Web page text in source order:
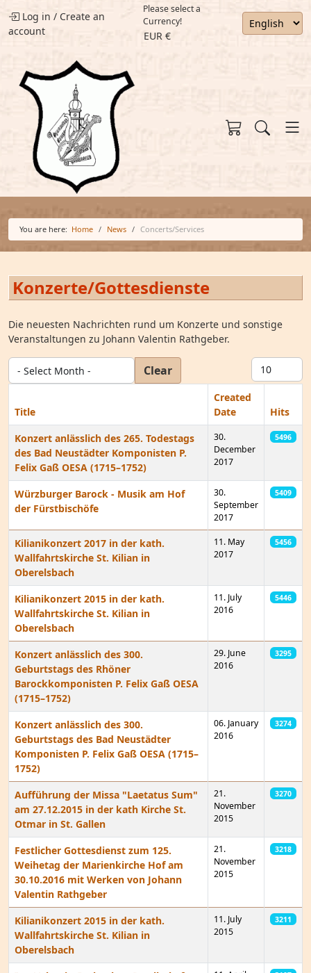
Log in / Create an
account
Please select a
Currency!
EUR €
You are here: Home News Concerts/Services
Konzerte/Gottesdienste
Die neuesten Nachrichten rund um Konzerte und sonstige
Veranstaltungen zu Johann Valentin Rathgeber.
- Select Month -
Clear Display #
Title
Created
Date
Hits
Konzert anlässlich des 265. Todestags
des Bad Neustädter Komponisten P.
Felix Gaß OESA (1715–1752)
30.
December
2017
5496
Würzburger Barock - Musik am Hof
der Fürstbischöfe
30.
September
2017
5409
Kilianikonzert 2017 in der kath.
Wallfahrtskirche St. Kilian in
Oberelsbach
11. May
2017
5456
Kilianikonzert 2015 in der kath.
Wallfahrtskirche St. Kilian in
Oberelsbach
11. July
2016
5446
Konzert anlässlich des 300.
Geburtstags des Rhöner
Barockkomponisten P. Felix Gaß OESA
(1715–1752)
29. June
2016
3295
Konzert anlässlich des 300.
Geburtstags des Bad Neustädter
Komponisten P. Felix Gaß OESA (1715–
1752)
06. January
2016
3274
Aufführung der Missa "Laetatus Sum"
am 27.12.2015 in der kath Kirche St.
Otmar in St. Gallen
21.
November
2015
3270
Festlicher Gottesdienst zum 125.
Weihetag der Marienkirche Hof am
30.10.2016 mit Werken von Johann
Valentin Rathgeber
21.
November
2015
3218
Kilianikonzert 2015 in der kath.
Wallfahrtskirche St. Kilian in
Oberelsbach
11. July
2015
3211